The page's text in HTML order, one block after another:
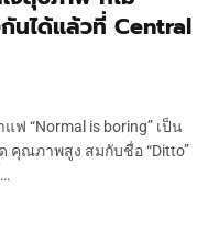
นได้แล้วที่ Central
“Normal is boring” เป็น
ณภาพสูง สมกับชื่อ “Ditto”